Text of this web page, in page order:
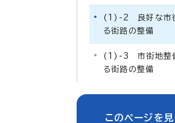
(1)-2 良好な市
る街路の整備
(1)-3 市街地整
る街路の整備
このページを